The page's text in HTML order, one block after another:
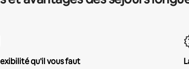
qu'il vous faut